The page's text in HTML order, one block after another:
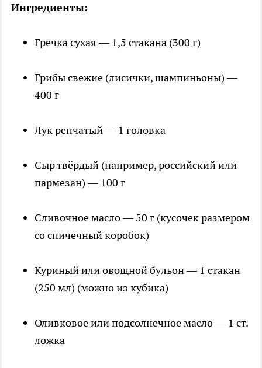
Ингредиенты:
Гречка сухая — 1,5 стакана (300 г)
Грибы свежие (лисички, шампиньоны) —
400 г
Лук репчатый — 1 головка
Сыр твёрдый (например, российский или
пармезан) — 100 г
Сливочное масло — 50 г (кусочек размером
со спичечный коробок)
Куриный или овощной бульон — 1 стакан
(250 мл) (можно из кубика)
Оливковое или подсолнечное масло — 1 ст.
ложка